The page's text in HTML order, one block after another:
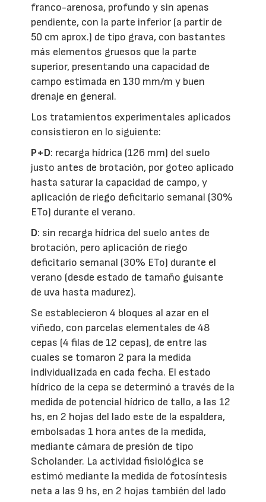
franco-arenosa, profundo y sin apenas
pendiente, con la parte inferior (a partir de
50 cm aprox.) de tipo grava, con bastantes
más elementos gruesos que la parte
superior, presentando una capacidad de
campo estimada en 130 mm/m y buen
drenaje en general.
Los tratamientos experimentales aplicados
consistieron en lo siguiente:
P+D: recarga hídrica (126 mm) del suelo
justo antes de brotación, por goteo aplicado
hasta saturar la capacidad de campo, y
aplicación de riego deficitario semanal (30%
ETo) durante el verano.
D: sin recarga hídrica del suelo antes de
brotación, pero aplicación de riego
deficitario semanal (30% ETo) durante el
verano (desde estado de tamaño guisante
de uva hasta madurez).
Se establecieron 4 bloques al azar en el
viñedo, con parcelas elementales de 48
cepas (4 filas de 12 cepas), de entre las
cuales se tomaron 2 para la medida
individualizada en cada fecha. El estado
hídrico de la cepa se determinó a través de la
medida de potencial hídrico de tallo, a las 12
hs, en 2 hojas del lado este de la espaldera,
embolsadas 1 hora antes de la medida,
mediante cámara de presión de tipo
Scholander. La actividad fisiológica se
estimó mediante la medida de fotosíntesis
neta a las 9 hs, en 2 hojas también del lado